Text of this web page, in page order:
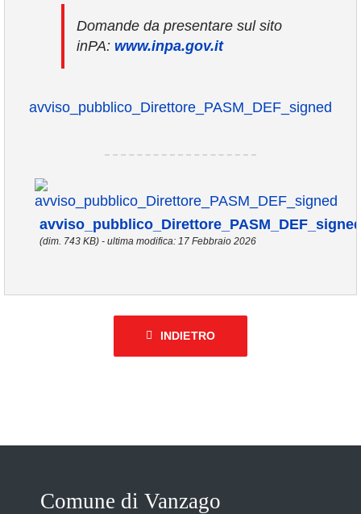
Domande da presentare sul sito
inPA: www.inpa.gov.it
avviso_pubblico_Direttore_PASM_DEF_signed
(dim. 743 KB) - ultima modifica: 17 Febbraio 2026
INDIETRO
Comune di Vanzago